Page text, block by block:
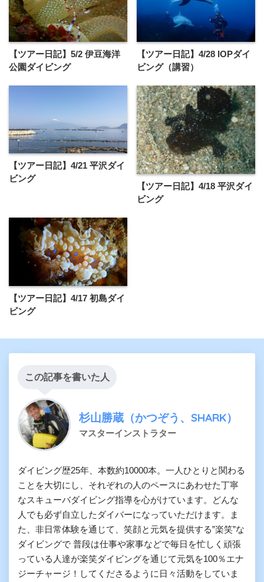
【ツアー日記】5/2 伊豆海洋
公園ダイビング
【ツアー日記】4/28 IOPダイ
ビング（講習）
【ツアー日記】4/21 平沢ダイ
ビング
【ツアー日記】4/18 平沢ダイ
ビング
【ツアー日記】4/17 初島ダイ
ビング
この記事を書いた人
杉山勝蔵（かつぞう、SHARK）
マスターインストラター
ダイビング歴25年、本数約10000本。一人ひとりと関わる
ことを大切にし、それぞれの人のペースにあわせた丁寧
なスキューバダイビング指導を心がけています。どんな
人でも必ず自立したダイバーになっていただけます。ま
た、非日常体験を通じて、笑顔と元気を提供する”楽笑”な
ダイビングで 普段は仕事や家事などで毎日を忙しく頑張
っている人達が楽笑ダイビングを通じて元気を100％エナ
ジーチャージ！してくださるように日々活動をしていま